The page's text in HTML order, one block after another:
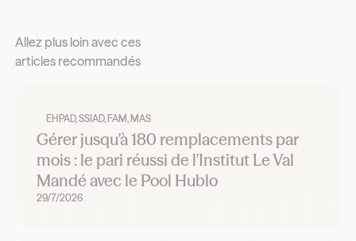
Allez plus loin avec ces
articles recommandés
EHPAD, SSIAD, FAM, MAS
Gérer jusqu'à 180 remplacements par
mois : le pari réussi de l'Institut Le Val
Mandé avec le Pool Hublo
29/7/2026